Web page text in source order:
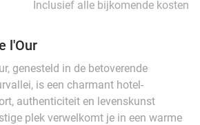
Inclusief alle bijkomende kosten
l'Our
genesteld in de betoverende
is een charmant hotel-
authenticiteit en levenskunst
plek verwelkomt je in een warme